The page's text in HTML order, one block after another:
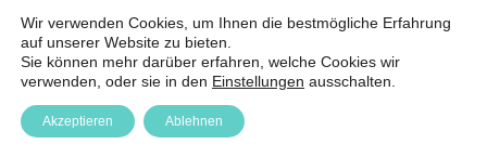
Informationsfreiheitsgesetzes (IFG) am 1.
September 2025 endet eine jahrzehntelange Ära
des Amtsgeheimnisses. Bürgerinnen und Bürger
haben nun einen Rechtsanspruch auf Zugang zu
amtlichen Informationen – auch auf kommunaler
Ebene. Für Städte und Gemeinden...
Wir verwenden Cookies, um Ihnen die bestmögliche Erfahrung
auf unserer Website zu bieten.
Sie können mehr darüber erfahren, welche Cookies wir
verwenden, oder sie in den Einstellungen ausschalten.
Akzeptieren Ablehnen